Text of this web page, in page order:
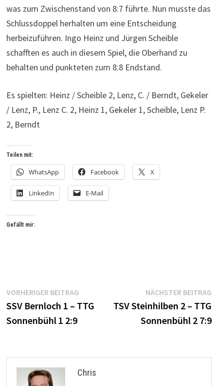
was zum Zwischenstand von 8:7 führte. Nun musste das
Schlussdoppel herhalten um eine Entscheidung
herbeizuführen. Ingo Heinz und Jürgen Scheible
schafften es auch in diesem Spiel, die Oberhand zu
behalten und punkteten zum 8:8 Endstand.
Es spielten: Heinz / Scheible 2, Lenz, C. / Berndt, Gekeler
/ Lenz, P., Lenz C. 2, Heinz 1, Gekeler 1, Scheible, Lenz P.
2, Berndt
Teilen mit:
WhatsApp Facebook X
LinkedIn E-Mail
Gefällt mir:
Beitrags-
Navigation
VORHERIGER BEITRAGVorheriger
Beitrag:
SSV Bernloch 1 – TTG
Sonnenbühl 1 2:9
NÄCHSTER BEITRAG
TSV Steinhilben 2 – TTG
Sonnenbühl 2 7:9
Chris